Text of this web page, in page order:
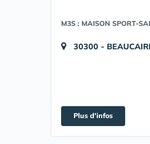
M3S : MAISON SPORT-
30300 -
Plus d'infos